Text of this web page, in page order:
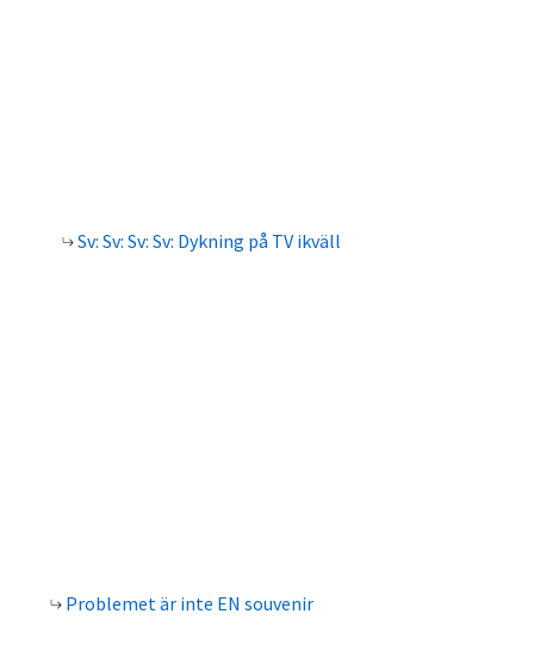
Sv: Sv: Sv: Sv: Dykning på TV ikväll
Problemet är inte EN souvenir